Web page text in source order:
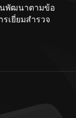
นพัฒนาตามข้อ
เยี่ยมสำรวจ